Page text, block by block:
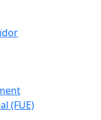
(FUE)